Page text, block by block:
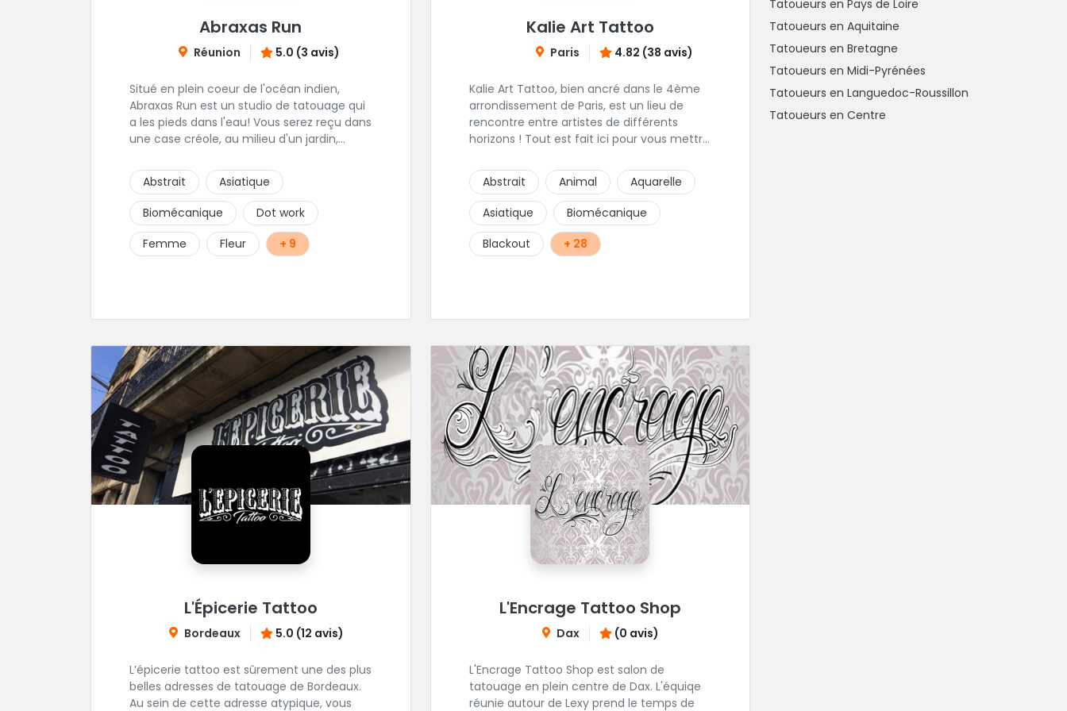
Abraxas Run
Réunion 5.0 (3 avis)
Situé en plein coeur de l'océan indien,
Abraxas Run est un studio de tatouage qui
a les pieds dans l'eau! Vous serez reçu dans
une case créole, au milieu d'un jardin,
irréprochable! Vous trouverez également
un large choix de bijoux et uniquement
dans des matières biocompatibles! Vous le
trouverez à Saint-Gilles les Bains...les doigts
de pieds en éventail...
Abstrait
Asiatique
Biomécanique
Dot work
Femme
Fleur + 9
Kalie Art Tattoo
Paris 4.82 (38 avis)
Kalie Art Tattoo, bien ancré dans le 4ème
arrondissement de Paris, est un lieu de
rencontre entre artistes de différents
horizons ! Tout est fait ici pour vous mettre
projet.
Abstrait Animal
Aquarelle
Asiatique
Biomécanique
Blackout
+ 28
L'Épicerie Tattoo
Bordeaux 5.0 (12 avis)
L’épicerie tattoo est sûrement une des plus
belles adresses de tatouage de Bordeaux.
Au sein de cette adresse atypique, vous
L'Encrage Tattoo Shop
Dax (0 avis)
L'Encrage Tattoo Shop est salon de
tatouage en plein centre de Dax. L'équiqe
réunie autour de Lexy prend le temps de
Tatoueurs en Pays de Loire
Tatoueurs en Aquitaine
Tatoueurs en Bretagne
Tatoueurs en Midi-Pyrénées
Tatoueurs en Languedoc-Roussillon
Tatoueurs en Centre